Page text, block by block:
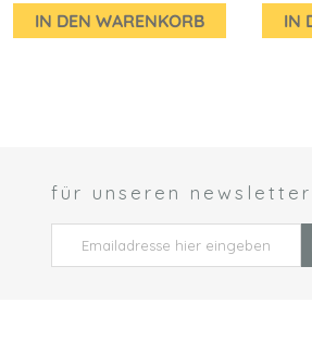
IN DEN WARENKORB IN
für unseren